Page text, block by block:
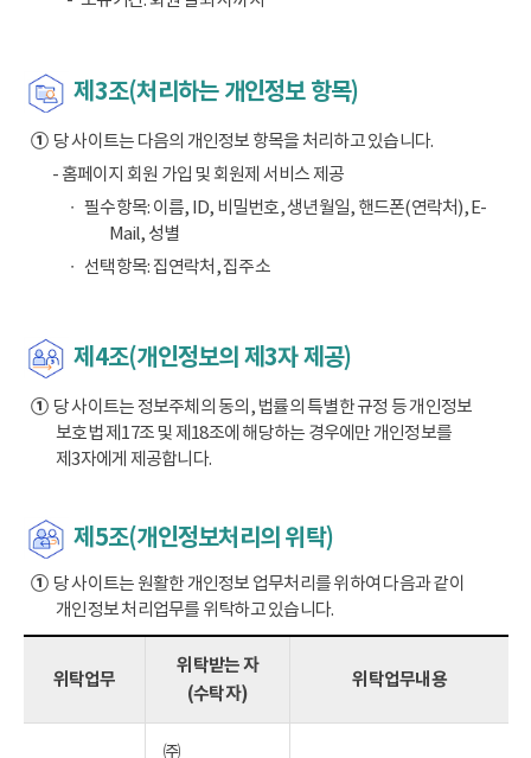
제3조(처리하는 개인정보 항목)
①당 사이트는 다음의 개인정보 항목을 처리하고 있습니다.
- 홈페이지 회원 가입 및 회원제 서비스 제공
필수항목: 이름, ID, 비밀번호, 생년월일, 핸드폰(연락처), E-
Mail, 성별
선택항목: 집연락처, 집주소
제4조(개인정보의 제3자 제공)
①당 사이트는 정보주체의 동의, 법률의 특별한 규정 등 개인정보
보호법 제17조 및 제18조에 해당하는 경우에만 개인정보를
제3자에게 제공합니다.
제5조(개인정보처리의 위탁)
①당 사이트는 원활한 개인정보 업무처리를 위하여 다음과 같이
개인정보 처리업무를 위탁하고 있습니다.
위탁업무
위탁받는 자
(수탁자)
위탁업무내용
㈜